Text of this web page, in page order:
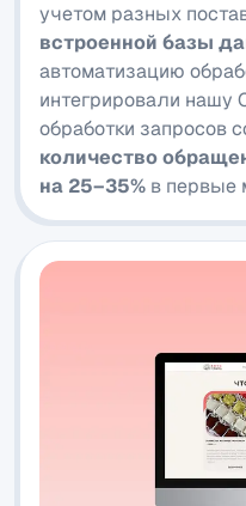
учетом разных
встроенной базы
автоматизацию
интегрировали нашу
обработки запросов
количество
на 25–35% в первые